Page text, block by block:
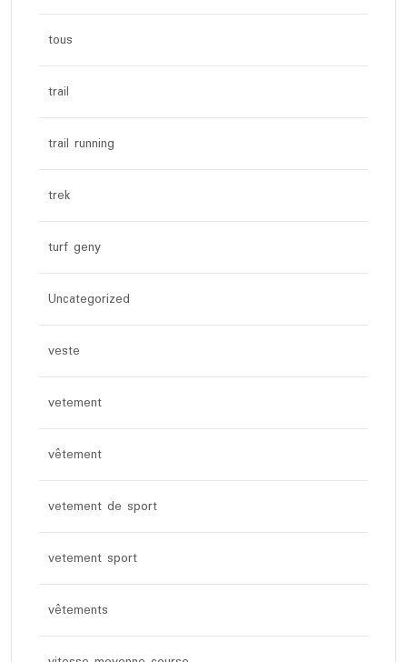
tous
trail
trail running
trek
turf geny
Uncategorized
veste
vetement
vêtement
vetement de sport
vetement sport
vêtements